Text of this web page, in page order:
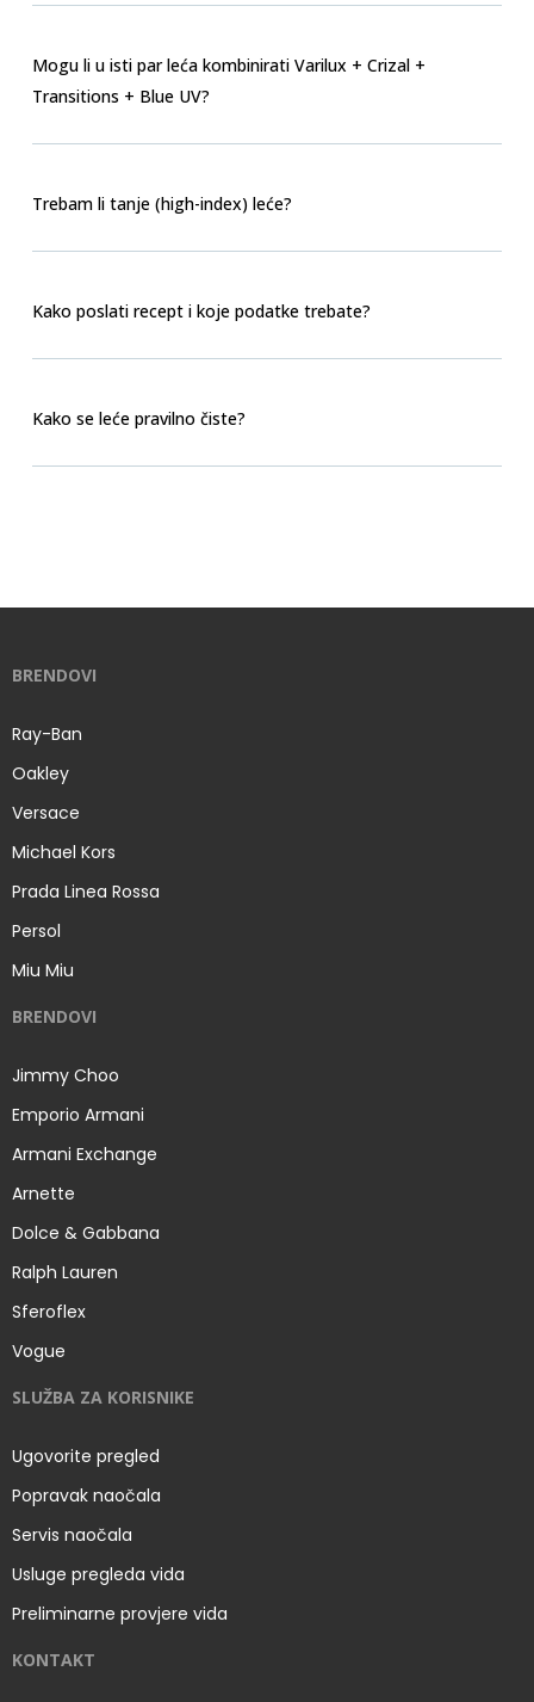
Mogu li u isti par leća kombinirati Varilux + Crizal +
Transitions + Blue UV?
Trebam li tanje (high-index) leće?
Kako poslati recept i koje podatke trebate?
Kako se leće pravilno čiste?
BRENDOVI
Ray-Ban
Oakley
Versace
Michael Kors
Prada Linea Rossa
Persol
Miu Miu
BRENDOVI
Jimmy Choo
Emporio Armani
Armani Exchange
Arnette
Dolce & Gabbana
Ralph Lauren
Sferoflex
Vogue
SLUŽBA ZA KORISNIKE
Ugovorite pregled
Popravak naočala
Servis naočala
Usluge pregleda vida
Preliminarne provjere vida
KONTAKT